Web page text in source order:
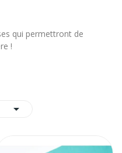
qui permettront de
!
